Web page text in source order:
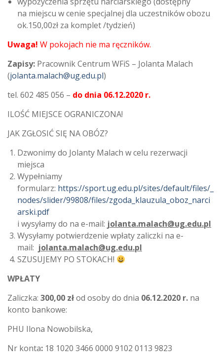
na miejscu w cenie specjalnej dla uczestników obozu
ok.150,00zł za komplet /tydzień)
Uwaga! W pokojach nie ma ręczników.
Zapisy: Pracownik Centrum WFiS – Jolanta Malach
(jolanta.malach@ug.edu.pl)
tel. 602 485 056 – do dnia 06.12.2020 r.
ILOŚĆ MIEJSCE OGRANICZONA!
JAK ZGŁOSIĆ SIĘ NA OBÓZ?
Dzwonimy do Jolanty Malach w celu rezerwacji
miejsca
Wypełniamy
formularz: https://sport.ug.edu.pl/sites/default/files/_
nodes/slider/99808/files/zgoda_klauzula_oboz_narci
arski.pdf
i wysyłamy do na e-mail: jolanta.malach@ug.edu.pl
Wysyłamy potwierdzenie wpłaty zaliczki na e-
mail: jolanta.malach@ug.edu.pl
SZUSUJEMY PO STOKACH!
WPŁATY
Zaliczka: 300,00 złod osoby do dnia 06.12.2020 r. na
konto bankowe:
PHU Ilona Nowobilska,
Nr konta: 18 1020 3466 0000 9102 0113 9823